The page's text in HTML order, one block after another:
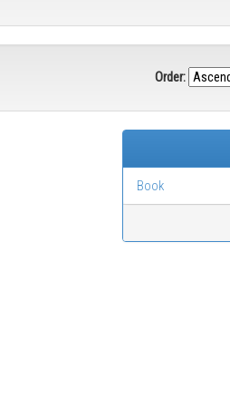
Order:
Book